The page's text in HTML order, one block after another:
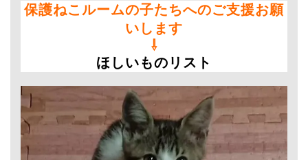
保護ねこルームの子たちへのご支援お願
いします
⇩
ほしいものリスト